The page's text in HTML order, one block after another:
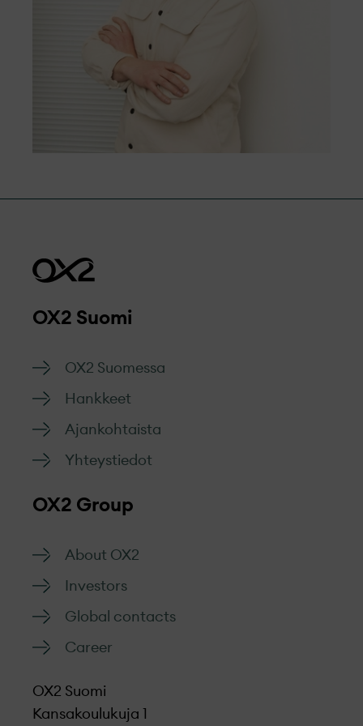
lisääntyviin sateisiin sekä metsäpaloihin,
samalla kun varmistamme, ettei
ihmisoikeuksia loukata.
OX2 Suomi
OX2 Suomessa
Hankkeet
Ajankohtaista
Yhteystiedot
OX2 Group
About OX2
Investors
Global contacts
Career
OX2 Suomi
Kansakoulukuja 1